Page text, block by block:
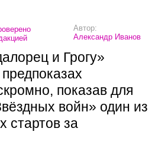
Автор:
Александр Иванов
и Грогу»
показав для
войн» один из
стартов за